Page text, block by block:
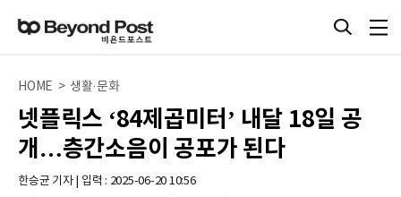
HOME > 생활·문화
넷플릭스 ‘84제곱미터’ 내달 18일 공
개…층간소음이 공포가 된다
한승균 기자 | 입력 : 2025-06-20 10:56